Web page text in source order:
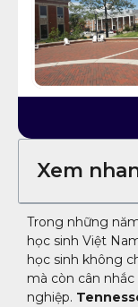
Xem
Trong những
học sinh Việt
học sinh không
mà còn cân
nghiệp.